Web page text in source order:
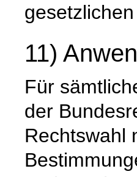
11)
Für
der
Rechtswahl